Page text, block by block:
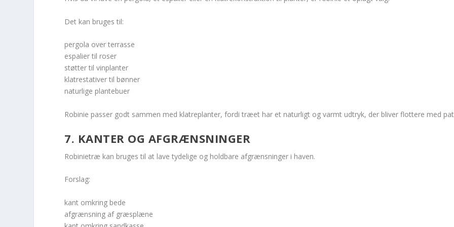
Det kan bruges til:
pergola over terrasse
espalier til roser
støtter til vinplanter
klatrestativer til bønner
naturlige plantebuer
Robinie passer godt sammen med klatreplanter, fordi træet har et naturligt og varmt udtryk, der bliver flottere med
7. KANTER OG AFGRÆNSNINGER
Robinietræ kan bruges til at lave tydelige og holdbare afgrænsninger i haven.
Forslag:
kant omkring bede
afgrænsning af græsplæne